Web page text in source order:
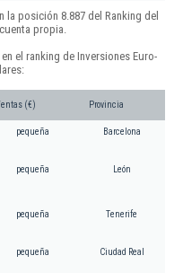
la posición 8.887 del Ranking del
propia.
el ranking de Inversiones Euro-
(€) Provincia
pequeña Barcelona
pequeña León
pequeña Tenerife
pequeña Ciudad Real